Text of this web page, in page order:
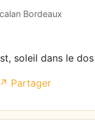
Bordeaux
soleil dans le
↗ Partager